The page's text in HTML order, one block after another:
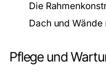
Die
Dach und Wände
Pflege und